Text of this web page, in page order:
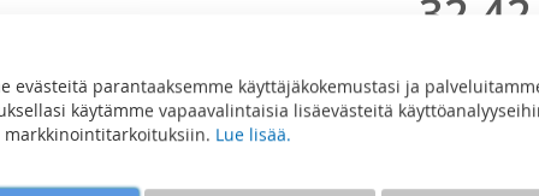
evästeitä parantaaksemme käyttäjäkokemustasi ja
käytämme vapaavalintaisia lisäevästeitä
markkinointitarkoituksiin. Lue lisää.